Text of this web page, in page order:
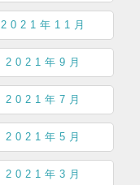
2021年11月
2021年9月
2021年7月
2021年5月
2021年3月